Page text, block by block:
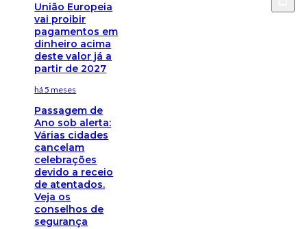
União Europeia
vai proibir
pagamentos em
dinheiro acima
deste valor já a
partir de 2027
há 5 meses
Passagem de
Ano sob alerta:
Várias cidades
cancelam
celebrações
devido a receio
de atentados.
Veja os
conselhos de
segurança